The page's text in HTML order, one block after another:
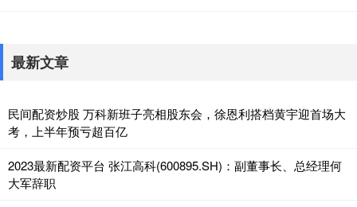
最新文章
民间配资炒股 万科新班子亮相股东会，徐恩利搭档黄宇迎首场大
考，上半年预亏超百亿
2023最新配资平台 张江高科(600895.SH)：副董事长、总经理何
大军辞职